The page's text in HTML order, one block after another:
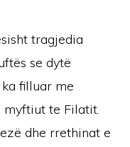
tragjedia
se dytë
filluar me
myftiut te Filatit.
dhe rrethinat e